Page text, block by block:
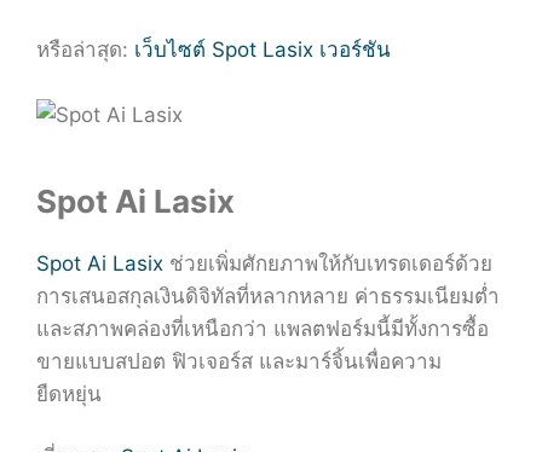
หรือล่าสุด: เว็บไซต์ Spot Lasix เวอร์ชัน
Spot Ai Lasix
Spot Ai Lasix ช่วยเพิ่มศักยภาพให้กับเทรดเดอร์ด้วย
การเสนอสกุลเงินดิจิทัลที่หลากหลาย ค่าธรรมเนียมต่ำ
และสภาพคล่องที่เหนือกว่า แพลตฟอร์มนี้มีทั้งการซื้อ
ขายแบบสปอต ฟิวเจอร์ส และมาร์จิ้นเพื่อความ
ยืดหยุ่น